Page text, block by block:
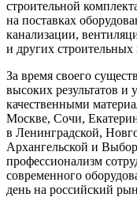
строительной
на поставках
канализации,
и других строительных
За время своего
высоких результатов
качественными
Москве, Сочи,
в Ленинградской,
Архангельской и
профессионализм
современного
день на российский